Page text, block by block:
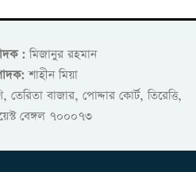
:মিজানুর রহমান
শাহীন মিয়া
তেরিতা বাজার, পোদ্দার কোর্ট, তিরেত্তি,
বেঙ্গল ৭০০০৭৩